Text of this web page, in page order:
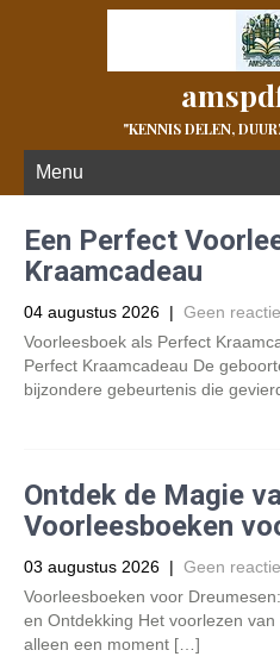
"KENNIS DELEN,
Menu
Een Perfect
Kraamcadeau
04 augustus 2026 | Geen
Voorleesboek als Perfect
Perfect Kraamcadeau De
bijzondere gebeurtenis die
Ontdek de Magie
Voorleesboeken
03 augustus 2026 | Geen
Voorleesboeken voor
en Ontdekking Het voorlezen
alleen een moment […]